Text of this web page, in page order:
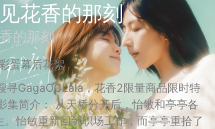
花香的那刻
的那刻
蛋幕后花絮
寻GagaOOLala，花香2限量商品限时特
集简介： 从天桥分开后，怡敏和亭亭各
。怡敏重新回到职场工作，而亭亭重拾了